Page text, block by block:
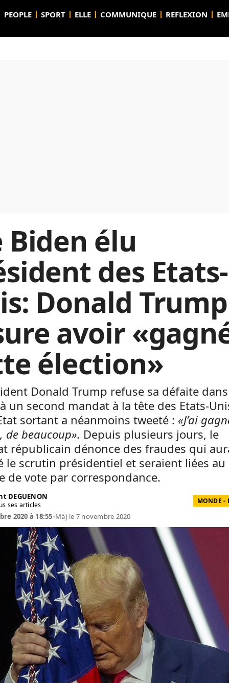
PEOPLE SPORT ELLE COMMUNIQUE REFLEXION
Biden élu
des Etats-
Donald Trump
avoir
élection»
Donald Trump refuse sa défaite
un second mandat à la tête des Etats-
sortant a néanmoins tweeté : «J’ai
de beaucoup». Depuis plusieurs jours, le
républicain dénonce des fraudes qui
le scrutin présidentiel et seraient liées au
de vote par correspondance.
DEGUENON
ses articles MONDE -
2020 à 18:55•MàJ le 7 novembre 2020